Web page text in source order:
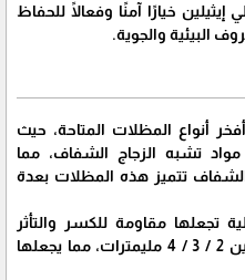
خيارًا آمنًا وفعالًا للحفاظ
البيئية والجوية.
أنواع المظلات المتاحة، حيث
مواد تشبه الزجاج الشفاف، مما
تتميز هذه المظلات بعدة
تجعلها مقاومة للكسر والتأثر
بالصدمات، كما أن سمكها يتراوح بين 2 / 3 / 4 مليمترات، مما يجعلها